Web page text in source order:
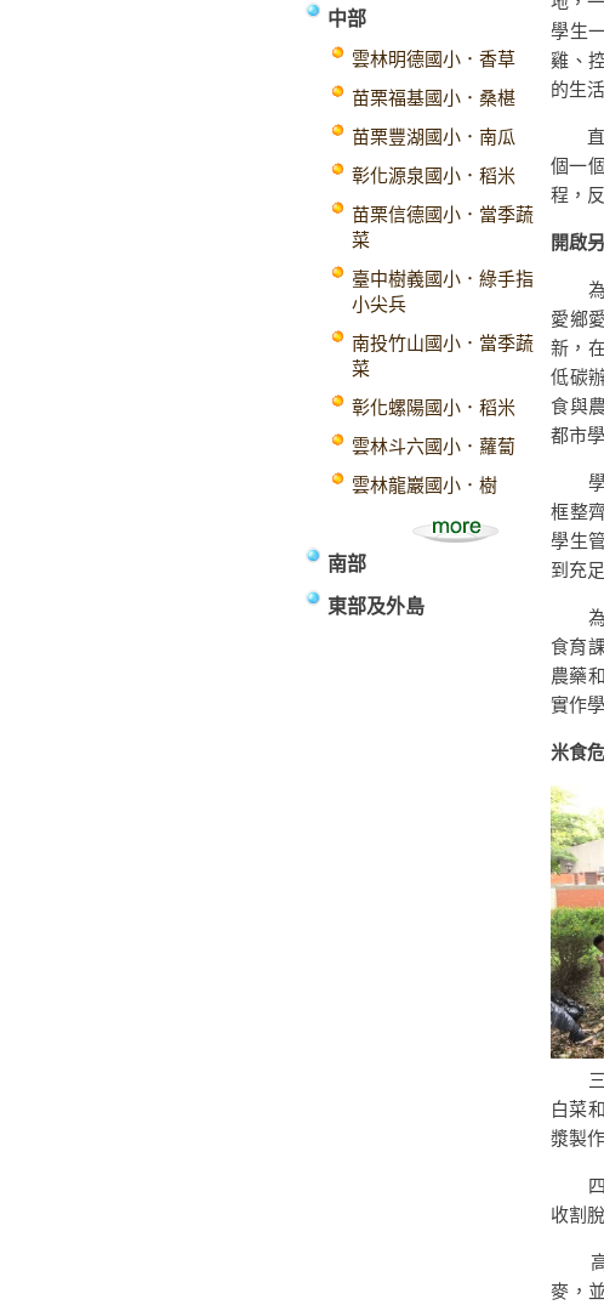
中部
雲林明德國小．香草
苗栗福基國小．桑椹
苗栗豐湖國小．南瓜
彰化源泉國小．稻米
苗栗信德國小．當季蔬
菜
臺中樹義國小．綠手指
小尖兵
南投竹山國小．當季蔬
菜
彰化螺陽國小．稻米
雲林斗六國小．蘿蔔
雲林龍巖國小．樹
南部
東部及外島
學生
雞、
的生
直到
個一
程，
開啟
為
愛鄉
新，
低碳
食與
都市
學
框整
學生
到充
為了
食育
農藥
實作
米食
三年
白菜
漿製
四年
收割
高
麥，